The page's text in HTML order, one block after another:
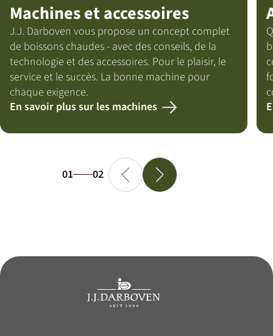
Machines et accessoires
J.J. Darboven vous propose un concept complet
de boissons chaudes - avec des conseils, de la
technologie et des accessoires. Pour le plaisir, le
service et le succès. La bonne machine pour
chaque exigence.
En savoir plus sur les machines
01 02